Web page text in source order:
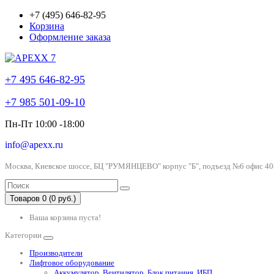
+7 (495) 646-82-95
Корзина
Оформление заказа
+7 495 646-82-95
+7 985 501-09-10
Пн-Пт 10:00 -18:00
info@apexx.ru
Москва, Киевское шоссе, БЦ "РУМЯНЦЕВО" корпус "Б", подъезд №6 офис
Товаров 0 (0 руб.)
Ваша корзина пуста!
Категории
Производители
Лифтовое оборудование